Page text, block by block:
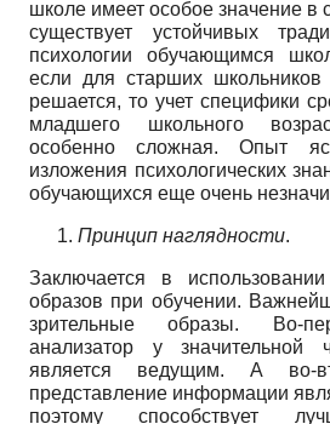
школе имеет особое значение в
существует устойчивых
психологии обучающимся
если для старших школьников
решается, то учет специфики
младшего школьного
особенно сложная. Опыт
изложения психологических
обучающихся еще очень
Принцип наглядности.
Заключается в
образов при обучении.
зрительные образы. Во-
анализатор у значительной
является ведущим. А во-
представление информации
поэтому способствует